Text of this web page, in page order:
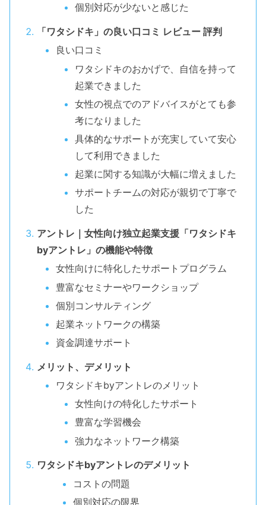
個別対応が少ないと感じた
「ワタシドキ」の良い口コミ レビュー 評判
良い口コミ
ワタシドキのおかげで、自信を持って
起業できました
女性の視点でのアドバイスがとても参
考になりました
具体的なサポートが充実していて安心
して利用できました
起業に関する知識が大幅に増えました
サポートチームの対応が親切で丁寧で
した
アントレ｜女性向け独立起業支援「ワタシドキ
byアントレ」の機能や特徴
女性向けに特化したサポートプログラム
豊富なセミナーやワークショップ
個別コンサルティング
起業ネットワークの構築
資金調達サポート
メリット、デメリット
ワタシドキbyアントレのメリット
女性向けの特化したサポート
豊富な学習機会
強力なネットワーク構築
ワタシドキbyアントレのデメリット
コストの問題
個別対応の限界